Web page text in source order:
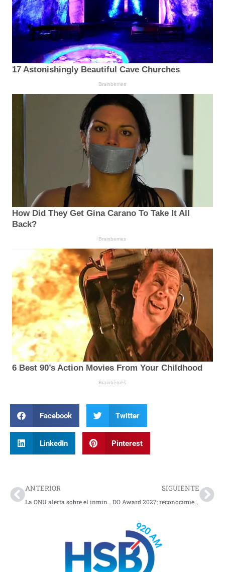
Facebook Twitter
LinkedIn Pinterest
ANTERIOR
La ONU alerta sobre el inminente regreso de El Niño y pide acciones urgentes
SIGUIENTE
DO Award 2027: reconocimiento internacional al turismo responsable